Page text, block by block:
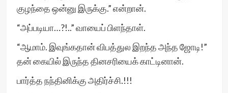
குழந்தை ஒன்னு இருக்கு.” என்றான்.
“அப்படியா…?!..” வாயைப் பிளந்தாள்.
“ஆமாம். இவுங்கதான் விபத்துல இறந்த அந்த ஜோடி!”
தன் கையில் இருந்த தினசரியைக் காட்டினான்.
பார்த்த நந்தினிக்கு அதிர்ச்சி.!!!